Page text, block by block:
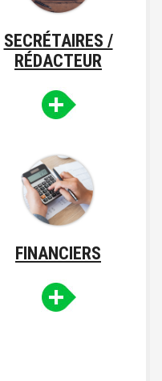
SECRÉTAIRES /
RÉDACTEUR
FINANCIERS